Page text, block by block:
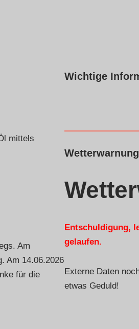
mittels
Am
Am 14.06.2026
für die
Wichtige
Entschuldigung,
gelaufen.
Externe Daten
etwas Geduld!